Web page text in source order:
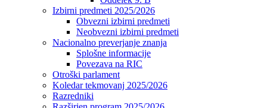
Izbirni predmeti 2025/2026
Obvezni izbirni predmeti
Neobvezni izbirni predmeti
Nacionalno preverjanje znanja
Splošne informacije
Povezava na RIC
Otroški parlament
Koledar tekmovanj 2025/2026
Razredniki